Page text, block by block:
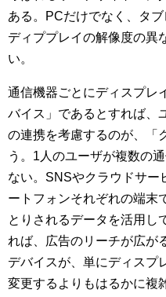
ある。PCだけでなく、タ
ディププレイの解像度の異
い。
通信機器ごとにディスプレ
バイス」であるとすれば、
の連携を考慮するのが、「
う。1人のユーザが複数の
ない。SNSやクラウドサー
ートフォンそれぞれの端末
とりされるデータを活用し
れば、広告のリーチが広が
デバイスが、単にディスプ
変更するよりもはるかに複